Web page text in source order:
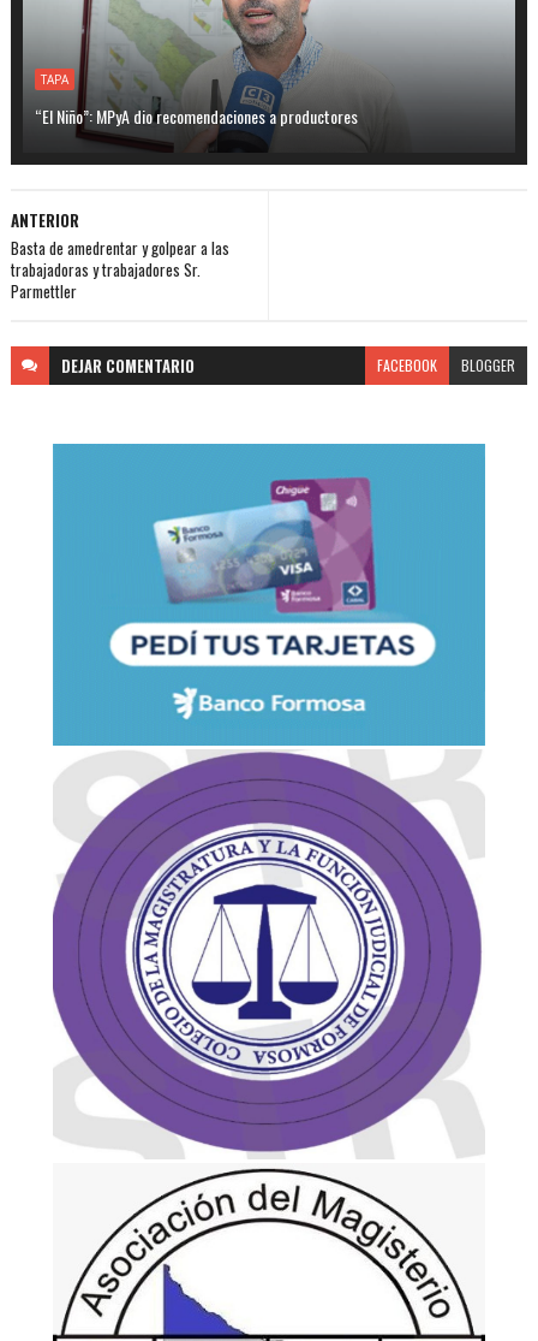
TAPA
“El Niño”: MPyA dio recomendaciones a productores
ANTERIOR
Basta de amedrentar y golpear a las
trabajadoras y trabajadores Sr.
Parmettler
DEJAR COMENTARIO FACEBOOK BLOGGER